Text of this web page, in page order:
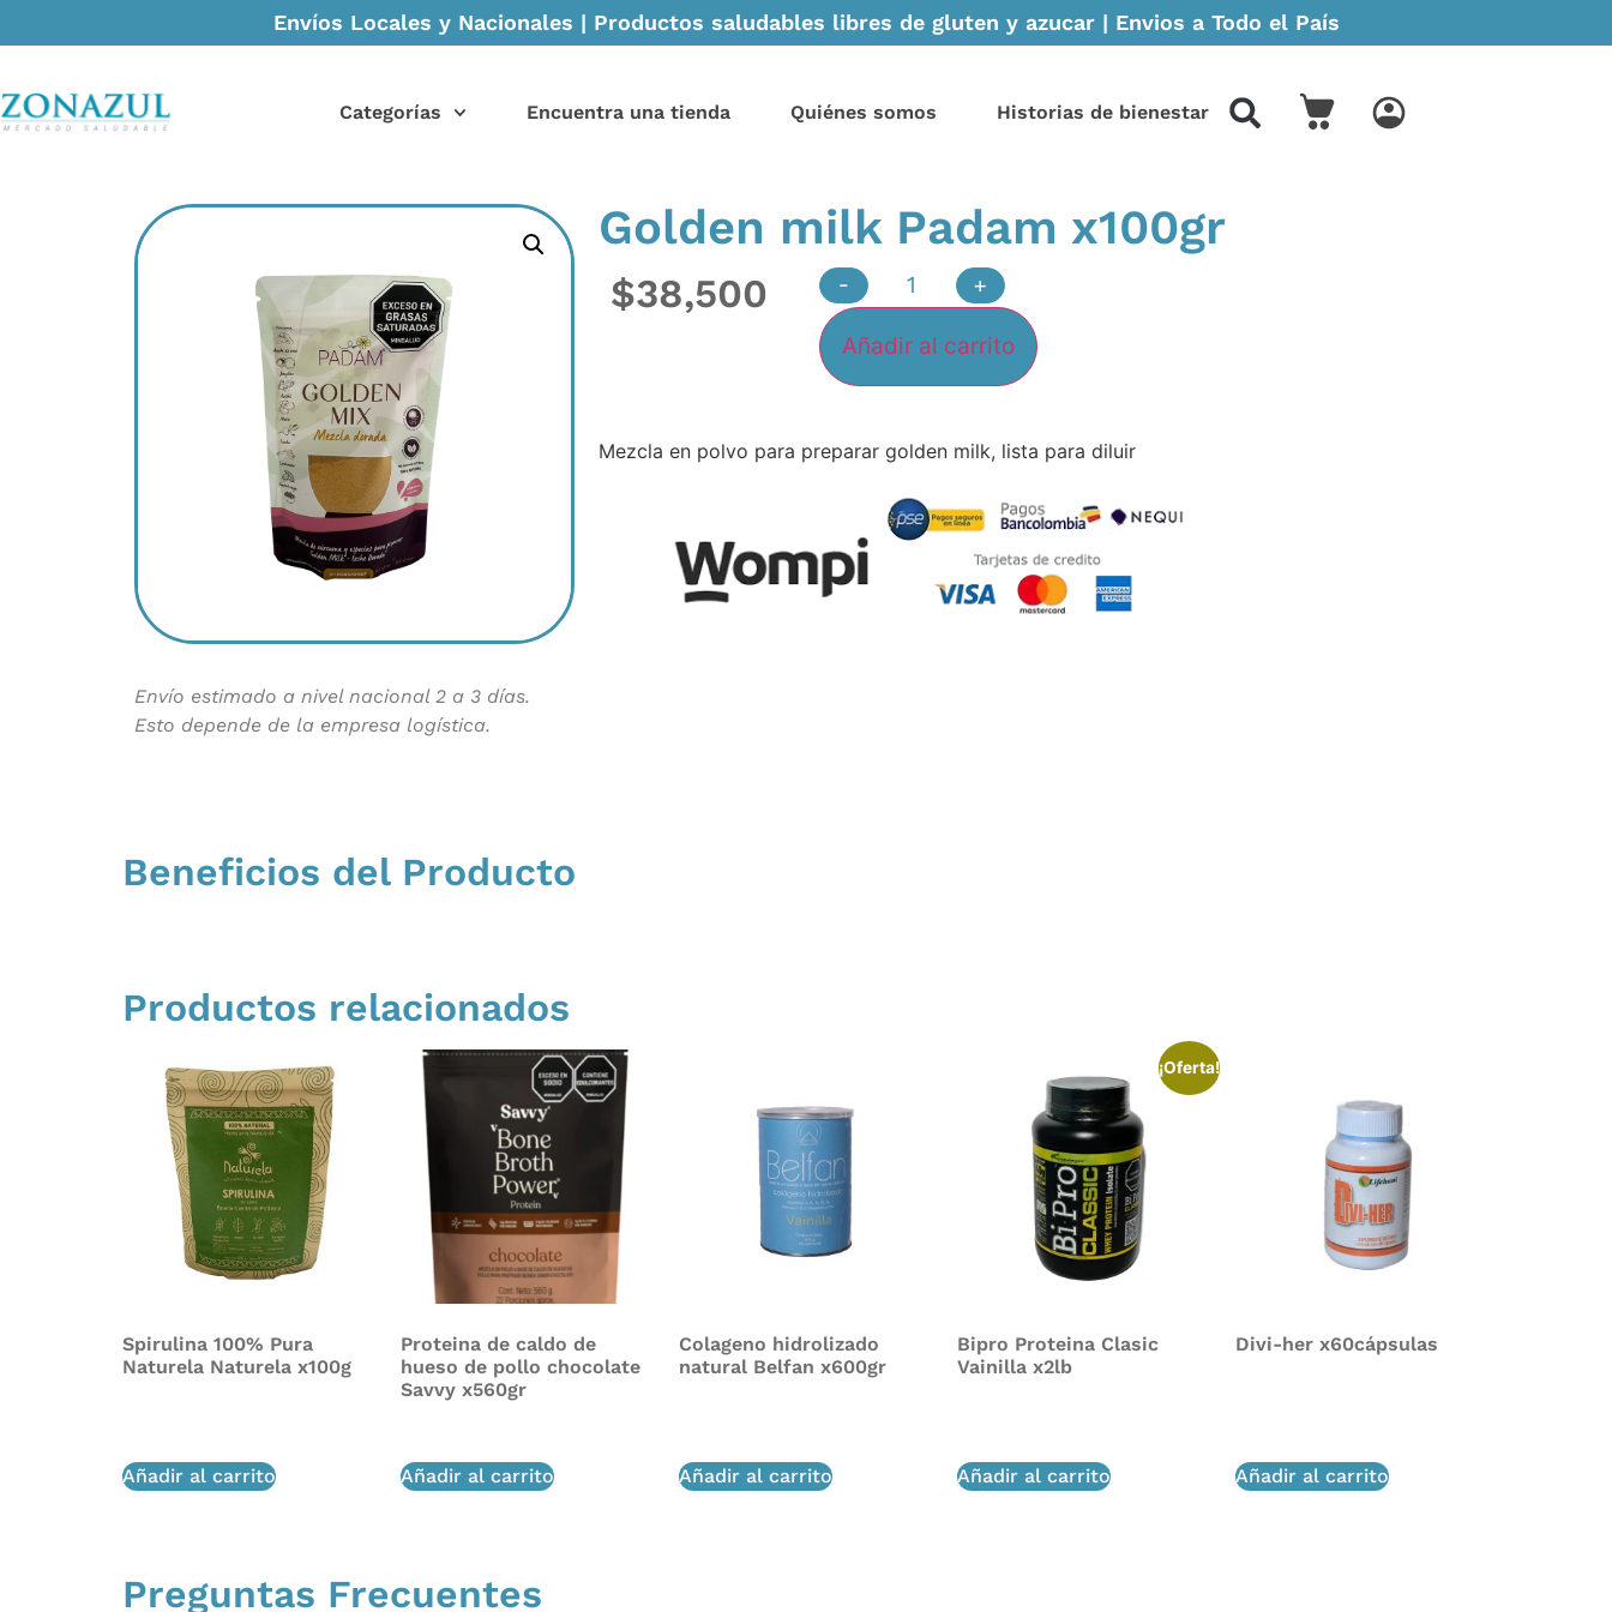
Envíos Locales y Nacionales | Productos saludables libres de gluten y azucar | Envios a Todo el País
Categorías Encuentra una tienda Quiénes somos Historias de bienestar
Envío estimado a nivel nacional 2 a 3 días.
Esto depende de la empresa logística.
Golden milk Padam x100gr
$38,500 - +
Añadir al carrito
Mezcla en polvo para preparar golden milk, lista para diluir
Beneficios del Producto
Productos relacionados
Spirulina 100% Pura
Naturela Naturela x100g
Añadir al carrito
Proteina de caldo de
hueso de pollo chocolate
Savvy x560gr
Añadir al carrito
Colageno hidrolizado
natural Belfan x600gr
Añadir al carrito
¡Oferta!
Bipro Proteina Clasic
Vainilla x2lb
Añadir al carrito
Divi-her x60cápsulas
Añadir al carrito
Preguntas Frecuentes